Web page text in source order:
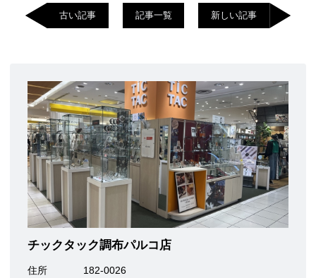
古い記事 記事一覧 新しい記事
チックタック調布パルコ店
住所
182-0026